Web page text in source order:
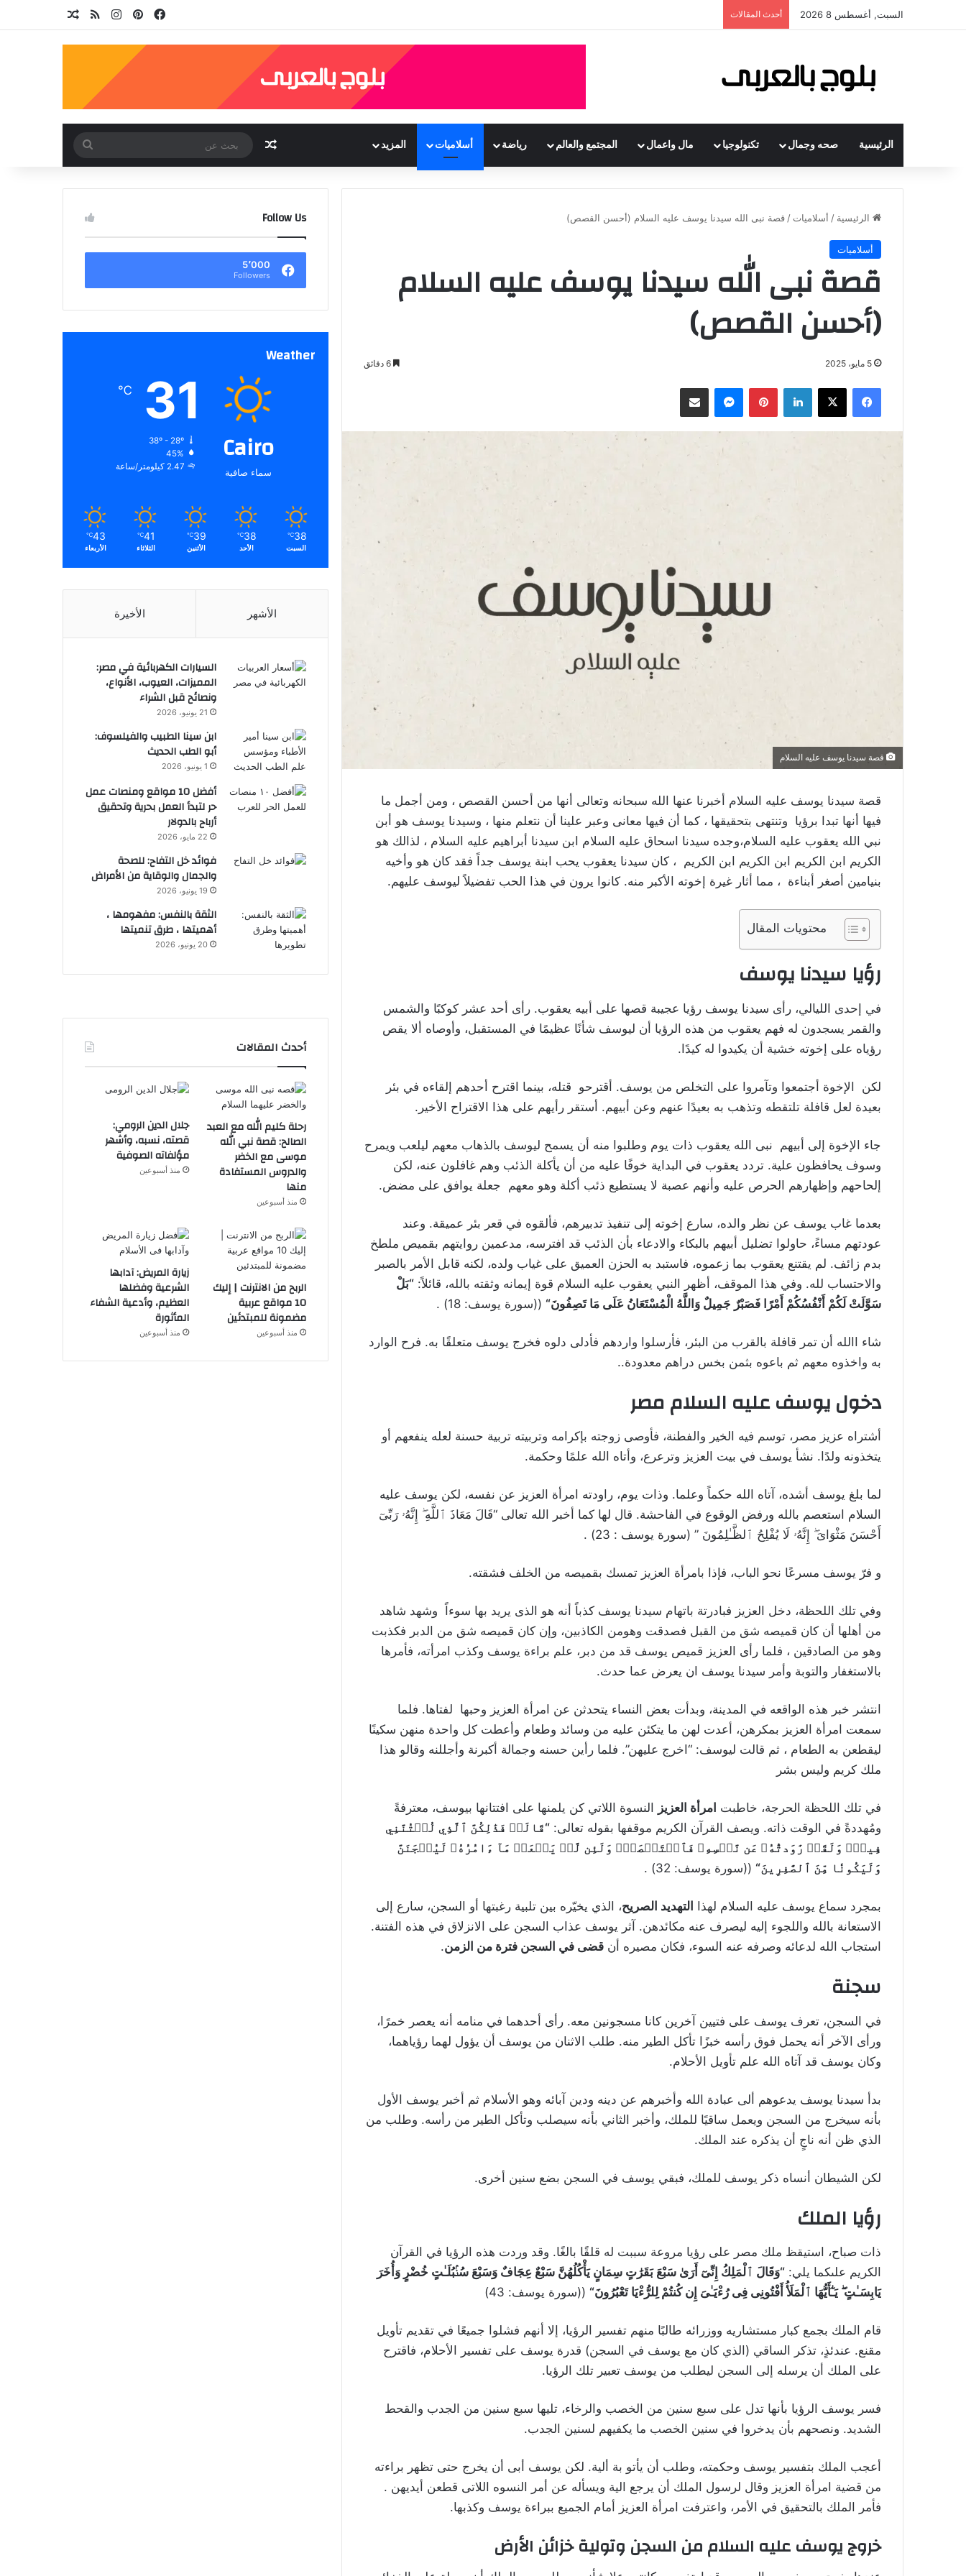
السبت, أغسطس 8 2026 أحدث المقالات فيسبوكبينتيريستانستقرامملخص الموقع RSS
الرئيسية صحه وجمال تكنولوجيا مال واعمال المجتمع والعالم رياضة أسلاميات المزيد مقال عشوائي
عن
الرئيسية / أسلاميات / قصة نبى الله سيدنا يوسف عليه السلام (أحسن القصص)
أسلاميات
قصة نبى الله سيدنا يوسف عليه السلام
(أحسن القصص)
5 مايو، 2025
فيسبوك لينكدإن بينتيريست
قصة سيدنا يوسف عليه السلام
قصة سيدنا يوسف عليه السلام أخبرنا عنها الله سبحانه وتعالى أنها من أحسن القصص ، ومن أجمل ما
فيها أنها تبدا برؤيا وتنتهى بتحقيقها ، كما أن فيها معانى وعبر علينا أن نتعلم منها ، وسيدنا يوسف هو أبن
نبي الله يعقوب عليه السلام،وجده سيدنا اسحاق عليه السلام ابن سيدنا أبراهيم عليه السلام ، لذالك هو
الكريم ابن الكريم ابن الكريم ابن الكريم ، كان سيدنا يعقوب يحب ابنة يوسف جداً فقد كان هو وأخيه
بنيامين أصغر أبناءة ، مما أثار غيرة إخوته الأكبر منه. كانوا يرون في هذا الحب تفضيلاً ليوسف عليهم.
محتويات المقال
رؤيا سيدنا يوسف
في إحدى الليالي، رأى سيدنا يوسف رؤيا عجيبة قصها على أبيه يعقوب. رأى أحد عشر كوكبًا والشمس
والقمر يسجدون له فهم يعقوب من هذه الرؤيا أن ليوسف شأنًا عظيمًا في المستقبل، وأوصاه ألا يقص
رؤياه على إخوته خشية أن يكيدوا له كيدًا.
لكن الإخوة أجتمعوا وتآمروا على التخلص من يوسف. أقترحو قتله، بينما اقترح أحدهم إلقاءه في بئر
بعيدة لعل قافلة تلتقطه وتذهب به بعيدًا عنهم وعن أبيهم. أستقر رأيهم على هذا الاقتراح الأخير.
جاء الإخوة إلى أبيهم نبى الله يعقوب ذات يوم وطلبوا منه أن يسمح ليوسف بالذهاب معهم ليلعب ويمرح
وسوف يحافظون علية. تردد يعقوب في البداية خوفًا عليه من أن يأكلة الذئب وهم غافلون عنه، لكن
إلحاحهم وإظهارهم الحرص عليه وأنهم عصبة لا يستطيع ذئب أكلة وهو معهم جعلة يوافق على مضض.
بعدما غاب يوسف عن نظر والده، سارع إخوته إلى تنفيذ تدبيرهم، فألقوه في قعر بئر عميقة. وعند
عودتهم مساءً، حاولوا تضليل أبيهم بالبكاء والادعاء بأن الذئب قد افترسه، مدعمين روايتهم بقميص ملطخ
بدم زائف. لم يقتنع يعقوب بما زعموه، فاستبد به الحزن العميق على غياب ولده، لكنه قابل الأمر بالصبر
والاحتساب لله. وفي هذا الموقف، أظهر النبي يعقوب عليه السلام قوة إيمانه وثقته بالله، قائلاً: “بَلْ
سَوَّلَتْ لَكُمْ أَنْفُسُكُمْ أَمْرًا فَصَبْرٌ جَمِيلٌ وَاللَّهُ الْمُسْتَعَانُ عَلَى مَا تَصِفُونَ“ ((سورة يوسف: 18) .
شاء االله أن تمر قافلة بالقرب من البئر، فأرسلوا واردهم فأدلى دلوه فخرج يوسف متعلقًا به. فرح الوارد
به واخذوه معهم ثم باعوه بثمن بخس دراهم معدودة..
دخول يوسف عليه السلام مصر
أشتراه عزيز مصر، توسم فيه الخير والفطنة، فأوصى زوجته بإكرامه وتربيته تربية حسنة لعله ينفعهم أو
يتخذونه ولدًا. نشأ يوسف في بيت العزيز وترعرع، وأتاه الله علمًا وحكمة.
لما بلغ يوسف أشده، آتاه الله حكماً وعلما. وذات يوم، راودته امرأة العزيز عن نفسه، لكن يوسف عليه
السلام استعصم بالله ورفض الوقوع في الفاحشة. قال لها كما أخبر الله تعالى “قَالَ مَعَاذَ ٱللَّهِ ۖ إِنَّهُۥ رَبِّىٓ
أَحْسَنَ مَثْوَاىَ ۖ إِنَّهُۥ لَا يُفْلِحُ ٱلظَّـٰلِمُونَ ” (سورة يوسف : 23) .
و فرّ يوسف مسرعًا نحو الباب، فإذا بامرأة العزيز تمسك بقميصه من الخلف فشقته.
وفي تلك اللحظة، دخل العزيز فبادرتة باتهام سيدنا يوسف كذباً أنه هو الذى يريد بها سوءاً وشهد شاهد
من أهلها أن كان قميصه شق من القبل فصدقت وهومن الكاذبين، وإن كان قميصه شق من الدبر فكذبت
وهو من الصادقين ، فلما رأى العزيز قميص يوسف قد من دبر، علم براءة يوسف وكذب امرأته، فأمرها
بالاستغفار والتوبة وأمر سيدنا يوسف ان يعرض عما حدث.
انتشر خبر هذه الواقعه في المدينة، وبدأت بعض النساء يتحدثن عن امرأة العزيز وحبها لفتاها. فلما
سمعت امرأة العزيز بمكرهن، أعدت لهن ما يتكئن عليه من وسائد وطعام وأعطت كل واحدة منهن سكينًا
ليقطعن به الطعام ، ثم قالت ليوسف: “اخرج عليهن”. فلما رأين حسنه وجمالة أكبرنة وأجللنه وقالو هذا
ملك كريم وليس بشر
في تلك اللحظة الحرجة، خاطبت امرأة العزيز
النسوة اللاتي كن يلمنها على افتتانها بيوسف، معترفةً
ومُهددةً في الوقت ذاته. ويصف القرآن الكريم موقفها بقوله تعالى: “قَالَتۡ فَذَٰلِكُنَّ ٱلَّذِي لُمۡتُنَّنِي
فِيهِۖ وَلَقَدۡ رَٰوَدتُّهُۥ عَن نَّفۡسِهِۦ فَٱسۡتَعۡصَمَۖ وَلَئِن لَّمۡ يَفۡعَلۡ مَآ ءَامُرُهُۥ لَيُسۡجَنَنَّ
وَلَيَكُونٗا مِّنَ ٱلصَّٰغِرِينَ“ ((سورة يوسف: 32) .
بمجرد سماع يوسف عليه السلام لهذا التهديد الصريح، الذي يخيّره بين تلبية رغبتها أو السجن، سارع إلى
الاستعانة بالله واللجوء إليه ليصرف عنه مكائدهن. آثر يوسف عذاب السجن على الانزلاق في هذه الفتنة.
استجاب الله لدعائه وصرفه عنه السوء، فكان مصيره أن قضى في السجن فترة من الزمن.
سجنة
في السجن، تعرف يوسف على فتيين آخرين كانا مسجونين معه. رأى أحدهما في منامه أنه يعصر خمرًا،
ورأى الآخر أنه يحمل فوق رأسه خبزًا تأكل الطير منه. طلب الاثنان من يوسف أن يؤول لهما رؤياهما،
وكان يوسف قد آتاه الله علم تأويل الأحلام.
بدأ سيدنا يوسف يدعوهم ألى عبادة الله وأخبرهم عن دينه ودين آبائه وهو الأسلام ثم أخبر يوسف الأول
بأنه سيخرج من السجن ويعمل ساقيًا للملك، وأخبر الثاني بأنه سيصلب وتأكل الطير من رأسه. وطلب من
الذي ظن أنه ناجٍ أن يذكره عند الملك.
لكن الشيطان أنساه ذكر يوسف للملك، فبقي يوسف في السجن بضع سنين أخرى.
رؤيا الملك
ذات صباح، استيقظ ملك مصر على رؤيا مروعة سببت له قلقًا بالغًا. وقد وردت هذه الرؤيا في القرآن
الكريم علىكما يلي: “وَقَالَ ٱلْمَلِكُ إِنِّىٓ أَرَىٰ سَبْعَ بَقَرَٰتٍ سِمَانٍ يَأْكُلُهُنَّ سَبْعٌ عِجَافٌ وَسَبْعَ سُنۢبُلَـٰتٍ خُضْرٍ وَأُخَرَ
يَابِسَـٰتٍ ۖ يَـٰٓأَيُّهَا ٱلْمَلَأُ أَفْتُونِى فِى رُءْيَـٰىَ إِن كُنتُمْ لِلرُّءْيَا تَعْبُرُونَ“ ((سورة يوسف: 43)
قام الملك بجمع كبار مستشاريه ووزرائه طالبًا منهم تفسير الرؤيا، إلا أنهم فشلوا جميعًا في تقديم تأويل
مقنع. عندئذٍ، تذكر الساقي (الذي كان مع يوسف في السجن) قدرة يوسف على تفسير الأحلام، فاقترح
على الملك أن يرسله إلى السجن ليطلب من يوسف تعبير تلك الرؤيا.
فسر يوسف الرؤيا بأنها تدل على سبع سنين من الخصب والرخاء، تليها سبع سنين من الجدب والقحط
الشديد. ونصحهم بأن يدخروا في سنين الخصب ما يكفيهم لسنين الجدب.
أعجب الملك بتفسير يوسف وحكمته، وطلب أن يأتو بة ألية. لكن يوسف أبى أن يخرج حتى تظهر براءته
من قضية امرأة العزيز وقال لرسول الملك أن يرجع الية ويسأله عن أمر النسوه اللاتى قطعن أيديهن .
فأمر الملك بالتحقيق في الأمر، واعترفت امرأة العزيز أمام الجميع ببراءة يوسف وكذبها.
خروج يوسف عليه السلام من السجن وتولية خزائن الأرض
Follow Us
5٬000
Followers
Weather
Cairo
سماء صافية
31
℃
38º - 28º
45%
2.47 كيلومتر/ساعة
38
℃
السبت
38
℃
الأحد
39
℃
الأثنين
41
℃
الثلاثاء
43
℃
الأربعاء
الأشهر الأخيرة
السيارات الكهربائية في مصر:
المميزات، العيوب، الأنواع،
ونصائح قبل الشراء
21 يونيو، 2026
ابن سينا الطبيب والفيلسوف:
أبو الطب الحديث
1 يونيو، 2026
أفضل 10 مواقع ومنصات عمل
حر لتبدأ العمل بحرية وتحقيق
أرباح بالدولار
22 مايو، 2026
فوائد خل التفاح: للصحة
والجمال والوقاية من الأمراض
19 يونيو، 2026
الثقة بالنفس: مفهومها ،
أهميتها ، طرق تنميتها
20 يونيو، 2026
أحدث المقالات
رحلة كليم الله مع العبد
الصالح: قصة نبي الله
موسى مع الخضر
والدروس المستفادة
منها
منذ أسبوعين
جلال الدين الرومي:
قصته، نسبه، وأشهر
مؤلفاته الصوفية
منذ أسبوعين
الربح من الانترنت | إليك
10 مواقع عربية
مضمونة للمبتدئين
منذ أسبوعين
زيارة المريض: آدابها
الشرعية وفضلها
العظيم، وأدعية الشفاء
المأثورة
منذ أسبوعين